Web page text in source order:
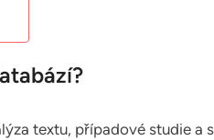
textu, případové studie a